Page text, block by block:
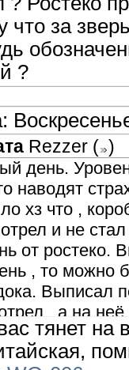
что за
?
Rezzer ( )
день.
наводят
хз что ,
и не
от ростеко.
, то можно
Выписал
, а на
только
У обоих
тянет